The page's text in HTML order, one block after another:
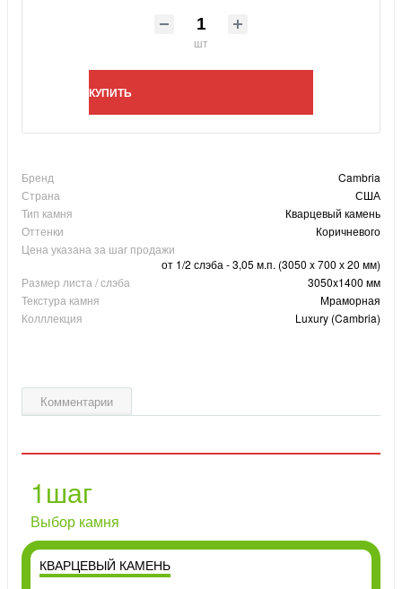
шт
КУПИТЬ
Бренд
Cambria
Страна
США
Тип камня
Кварцевый камень
Оттенки
Коричневого
Цена указана за шаг продажи
от 1/2 слэба - 3,05 м.п. (3050 x 700 х 20 мм)
Размер листа / слэба
3050x1400 мм
Текстура камня
Мраморная
Колллекция
Luxury (Cambria)
Комментарии
1шаг
Выбор камня
КВАРЦЕВЫЙ КАМЕНЬ